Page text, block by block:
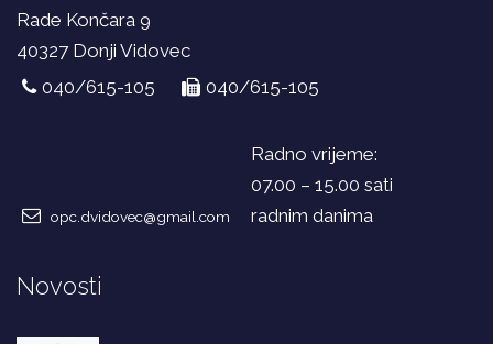
Rade Končara 9
40327 Donji Vidovec
040/615-105
040/615-105
opc.dvidovec@gmail.com
Radno vrijeme:
07.00 – 15.00 sati
radnim danima
Novosti